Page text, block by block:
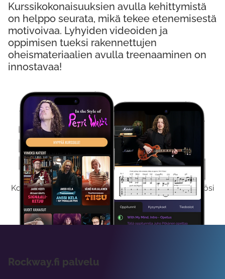
Kokeile Ilmaiseksi
Kokeilemalla ilmaiseksi saat koko sisältömme käyttöösi
viikon ajaksi.
Kurssikokonaisuuksien avulla kehittymistä
on helppo seurata, mikä tekee etenemisestä
motivoivaa. Lyhyiden videoiden ja
oppimisen tueksi rakennettujen
oheismateriaalien avulla treenaaminen on
innostavaa!
Rockway.fi palvelu